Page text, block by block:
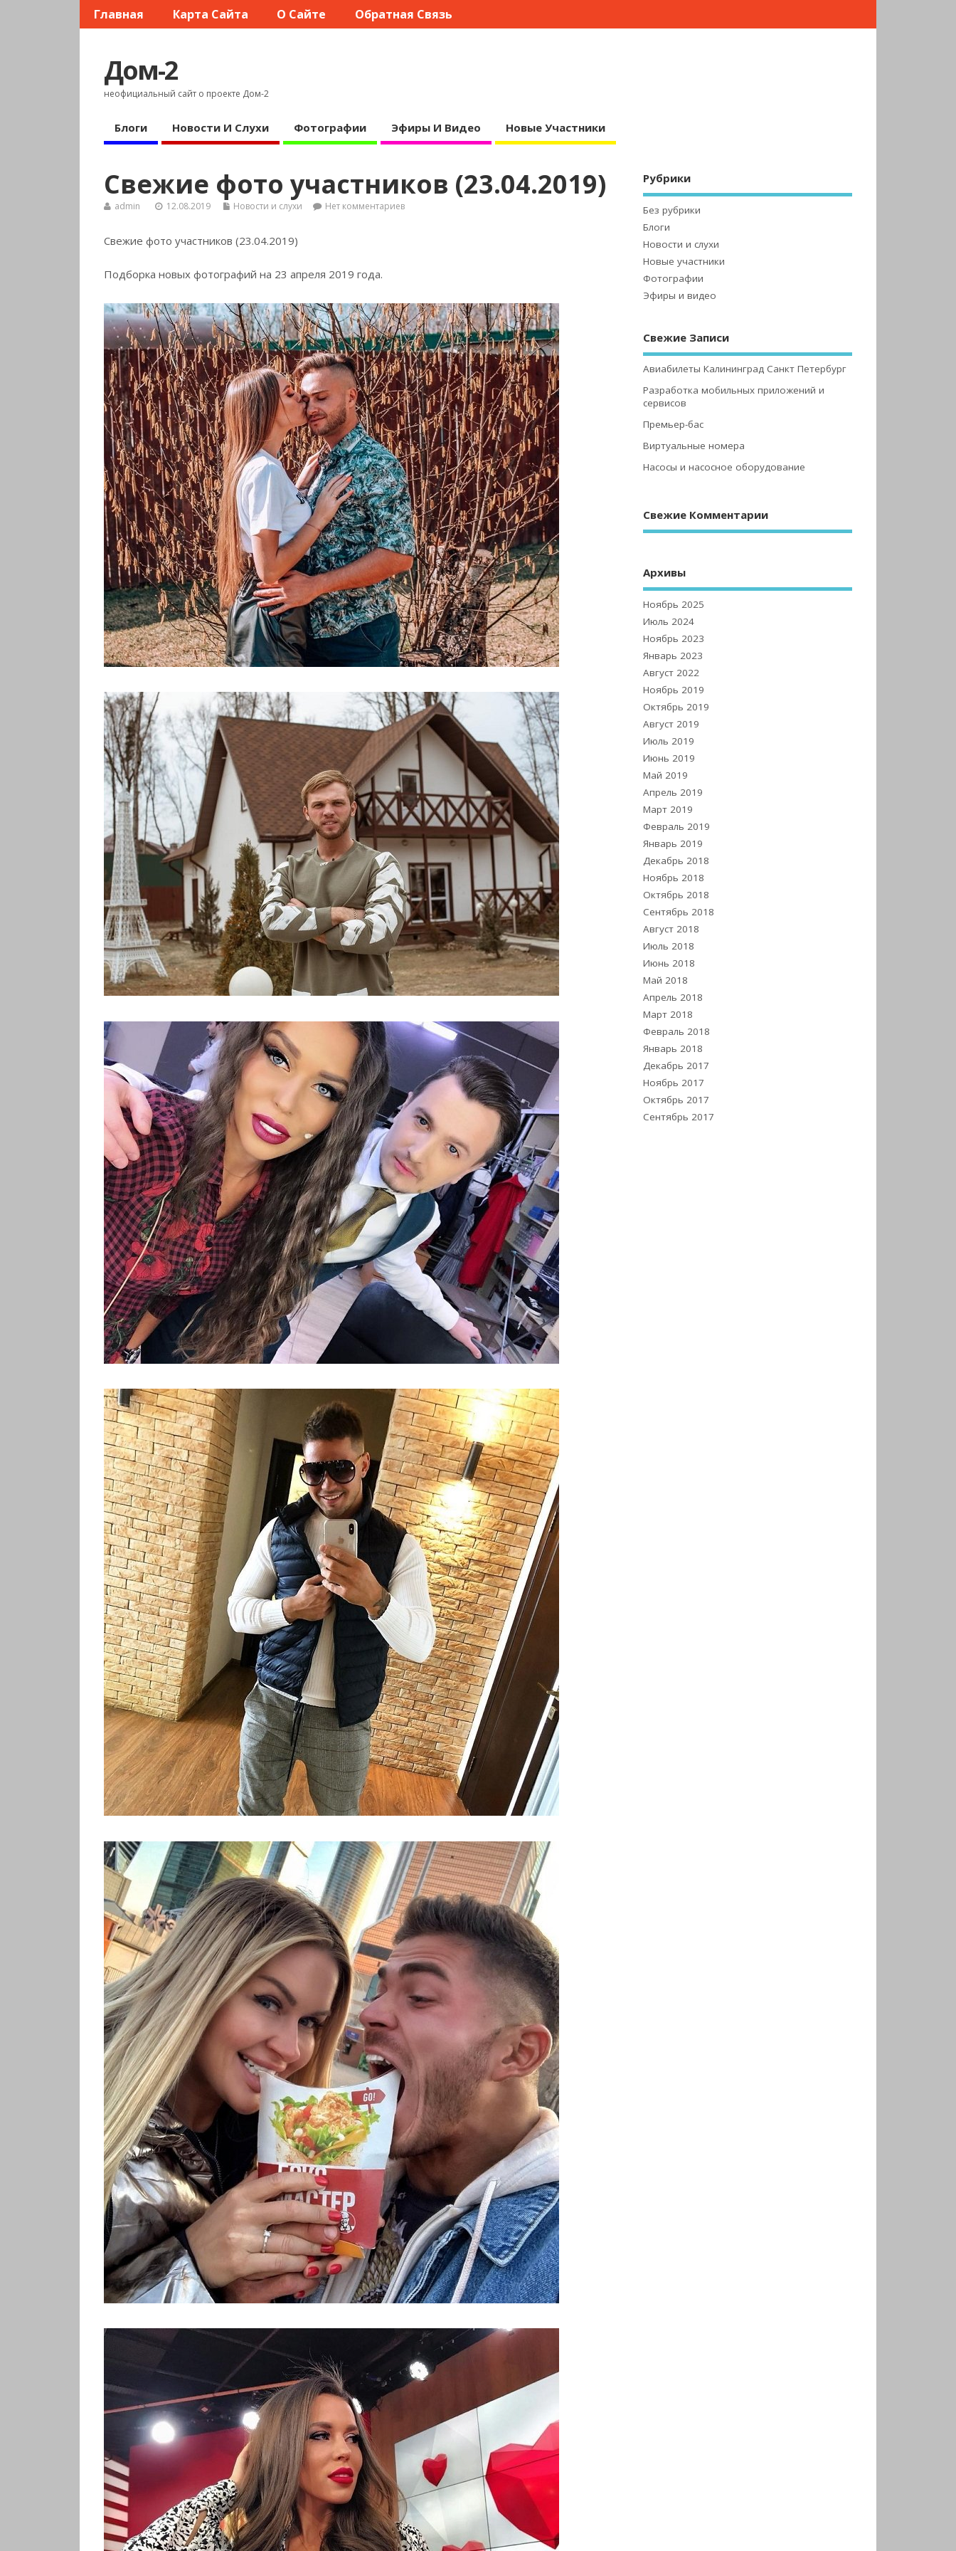
Главная Карта Сайта О Сайте Обратная Связь
Дом-2
неофициальный сайт о проекте Дом-2
Блоги Новости И Слухи Фотографии Эфиры И Видео Новые Участники
Свежие фото участников (23.04.2019)
admin 12.08.2019 Новости и слухи Нет комментариев
Свежие фото участников (23.04.2019)
Подборка новых фотографий на 23 апреля 2019 года.
Рубрики
Без рубрики
Блоги
Новости и слухи
Новые участники
Фотографии
Эфиры и видео
Свежие Записи
Авиабилеты Калининград Санкт Петербург
Разработка мобильных приложений и
сервисов
Премьер-бас
Виртуальные номера
Насосы и насосное оборудование
Свежие Комментарии
Архивы
Ноябрь 2025
Июль 2024
Ноябрь 2023
Январь 2023
Август 2022
Ноябрь 2019
Октябрь 2019
Август 2019
Июль 2019
Июнь 2019
Май 2019
Апрель 2019
Март 2019
Февраль 2019
Январь 2019
Декабрь 2018
Ноябрь 2018
Октябрь 2018
Сентябрь 2018
Август 2018
Июль 2018
Июнь 2018
Май 2018
Апрель 2018
Март 2018
Февраль 2018
Январь 2018
Декабрь 2017
Ноябрь 2017
Октябрь 2017
Сентябрь 2017